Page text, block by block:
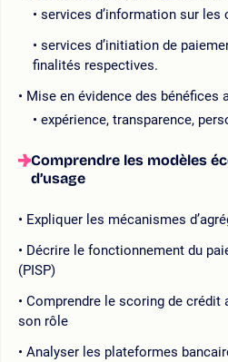
services d’information sur les
services d’initiation de
finalités respectives.
Mise en évidence des bénéfices
expérience, transparence,
Comprendre les modèles
d’usage
Expliquer les mécanismes
Décrire le fonctionnement du
(PISP)
Comprendre le scoring de crédit
son rôle
Analyser les plateformes